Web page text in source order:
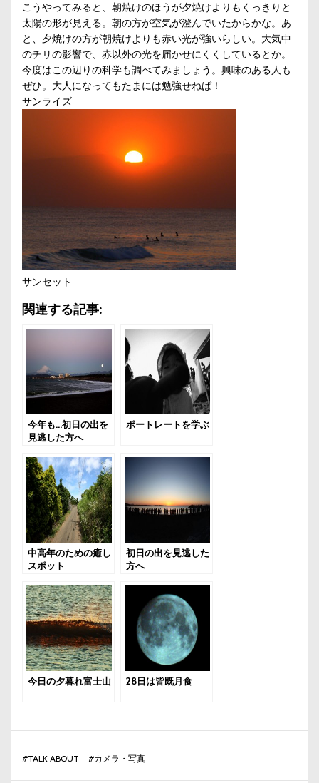
こうやってみると、朝焼けのほうが夕焼けよりもくっきりと
太陽の形が見える。朝の方が空気が澄んでいたからかな。あ
と、夕焼けの方が朝焼けよりも赤い光が強いらしい。大気中
のチリの影響で、赤以外の光を届かせにくくしているとか。
今度はこの辺りの科学も調べてみましょう。興味のある人も
ぜひ。大人になってもたまには勉強せねば！
サンライズ
サンセット
関連する記事:
今年も…初日の出を
見逃した方へ
ポートレートを学ぶ
中高年のための癒し
スポット
初日の出を見逃した
方へ
今日の夕暮れ富士山 28日は皆既月食
#TALK ABOUT #カメラ・写真